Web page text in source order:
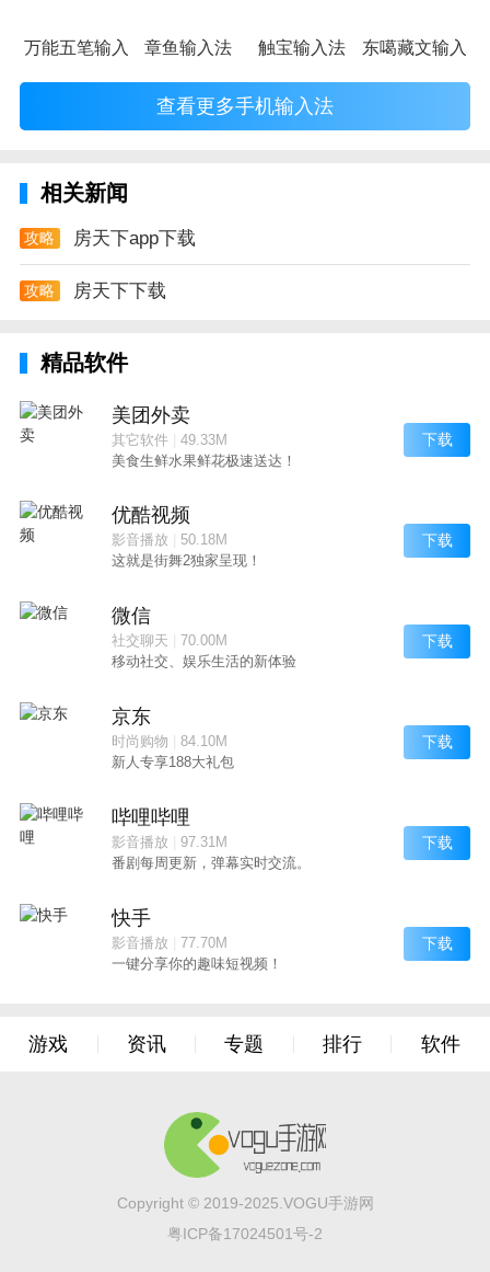
房天下app测评
买房卖房就房天下app，这里的包括了几乎所有的房
源，拥有最豪华的顾问团队，只为给你最好的购房体
套路。
万能五笔输入法章鱼输入法 触宝输入法 东噶藏文输入法
查看更多手机输入法
相关新闻
攻略 房天下app下载
攻略 房天下下载
精品软件
美团外卖
其它软件| 49.33M
美食生鲜水果鲜花极速送达！
下载
优酷视频
影音播放
50.18M
这就是街舞2独家呈现！
下载
微信
社交聊天
70.00M
移动社交、娱乐生活的新体验
下载
京东
时尚购物
84.10M
新人专享188大礼包
下载
哔哩哔哩
影音播放
97.31M
番剧每周更新，弹幕实时交流。
下载
快手
影音播放
77.70M
一键分享你的趣味短视频！
下载
游戏 资讯 专题 排行 软件
Copyright © 2019-2025.VOGU手游网
粤ICP备17024501号-2